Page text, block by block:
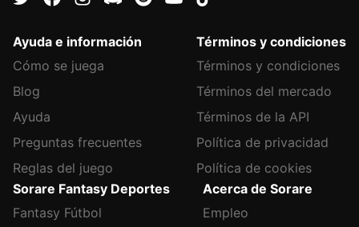
Ayuda e información
Cómo se juega
Blog
Ayuda
Preguntas frecuentes
Reglas del juego
Términos y condiciones
Términos y condiciones
Términos del mercado
Términos de la API
Política de privacidad
Política de cookies
Sorare Fantasy Deportes
Fantasy Fútbol
Acerca de Sorare
Empleo